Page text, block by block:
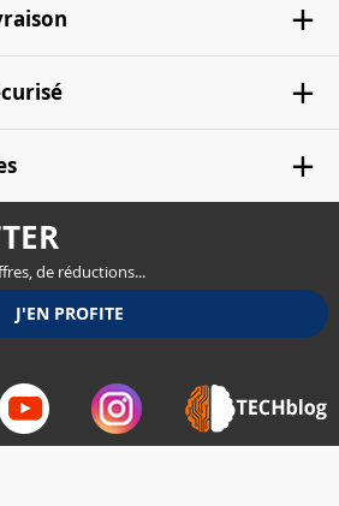
de réductions...